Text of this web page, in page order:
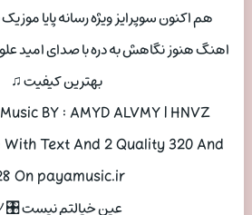
اهنگ هنوز نگاهش به دره با صدای امید
بهترین کیفیت ♫
BY : AMYD ALVMY | HNVZ
With Text And 2 Quality 320 And
On payamusic.ir
عین خیالتم نیست 🎛ツ